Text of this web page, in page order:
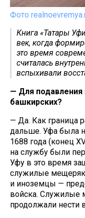
Фото
Книга «Татары
век, когда
это время
считалась
вспыхивали
— Для подавления
башкирских?
— Да. Как граница
дальше. Уфа была
1688 года (конец
на службу были
Уфу в это время
служилые
и иноземцы —
войска. Служилые
продолжали нести